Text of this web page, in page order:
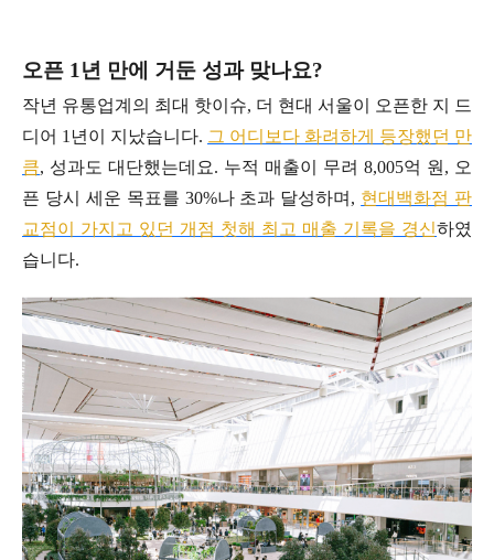
오픈 1년 만에 거둔 성과 맞나요?
작년 유통업계의 최대 핫이슈, 더 현대 서울이 오픈한 지 드
디어 1년이 지났습니다. 그 어디보다 화려하게 등장했던 만
큼, 성과도 대단했는데요. 누적 매출이 무려 8,005억 원, 오
픈 당시 세운 목표를 30%나 초과 달성하며, 현대백화점 판
교점이 가지고 있던 개점 첫해 최고 매출 기록을 경신하였
습니다.